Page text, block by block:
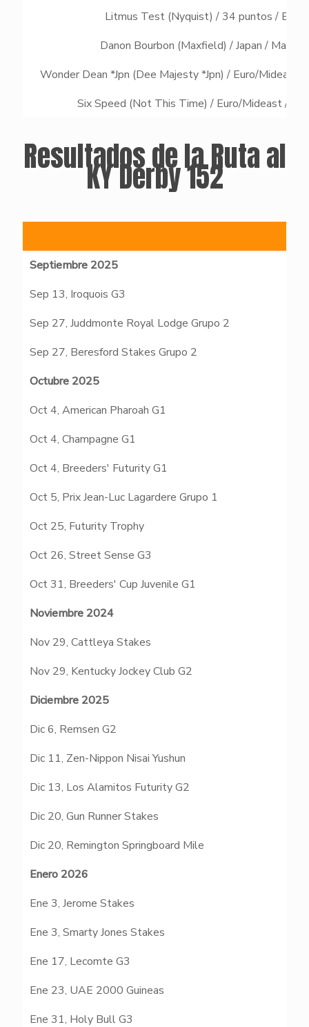
Litmus Test (Nyquist) / 34 puntos / Bob
Danon Bourbon (Maxfield) / Japan /
Wonder Dean *Jpn (Dee Majesty *Jpn) / Euro/Mideast /
Six Speed (Not This Time) / Euro/Mideast /
Resultados de la Ruta al
KY Derby 152
Septiembre 2025
Sep 13, Iroquois G3
Sep 27, Juddmonte Royal Lodge Grupo 2
Sep 27, Beresford Stakes Grupo 2
Octubre 2025
Oct 4, American Pharoah G1
Oct 4, Champagne G1
Oct 4, Breeders' Futurity G1
Oct 5, Prix Jean-Luc Lagardere Grupo 1
Oct 25, Futurity Trophy
Oct 26, Street Sense G3
Oct 31, Breeders' Cup Juvenile G1
Noviembre 2024
Nov 29, Cattleya Stakes
Nov 29, Kentucky Jockey Club G2
Diciembre 2025
Dic 6, Remsen G2
Dic 11, Zen-Nippon Nisai Yushun
Dic 13, Los Alamitos Futurity G2
Dic 20, Gun Runner Stakes
Dic 20, Remington Springboard Mile
Enero 2026
Ene 3, Jerome Stakes
Ene 3, Smarty Jones Stakes
Ene 17, Lecomte G3
Ene 23, UAE 2000 Guineas
Ene 31, Holy Bull G3